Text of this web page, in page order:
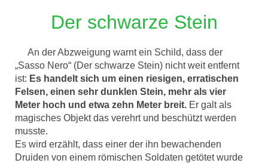
Der schwarze Stein
An der Abzweigung warnt ein Schild, dass der
„Sasso Nero“ (Der schwarze Stein) nicht weit entfernt
ist: Es handelt sich um einen riesigen, erratischen
Felsen, einen sehr dunklen Stein, mehr als vier
Meter hoch und etwa zehn Meter breit. Er galt als
magisches Objekt das verehrt und beschützt werden
musste.
Es wird erzählt, dass einer der ihn bewachenden
Druiden von einem römischen Soldaten getötet wurde